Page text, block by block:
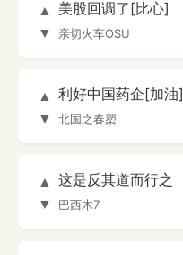
▲
▼
美股回调了[比心]
亲切火车OSU
▲
▼
利好中国药企[加油]
北国之春槊
▲
▼
这是反其道而行之
巴西木7